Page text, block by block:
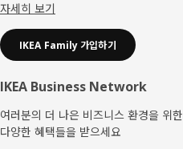
자세히 보기
IKEA Family 가입하기
IKEA Business Network
여러분의 더 나은 비즈니스 환경을 위한
다양한 혜택들을 받으세요